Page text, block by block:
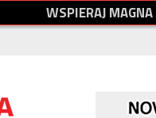
WSPIERAJMAGNA